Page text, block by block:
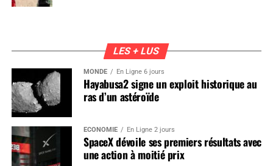
LES + LUS
MONDE En Ligne 6 jours
Hayabusa2 signe un exploit historique au
ras d’un astéroïde
ÉCONOMIE En Ligne 2 jours
SpaceX dévoile ses premiers résultats avec
une action à moitié prix